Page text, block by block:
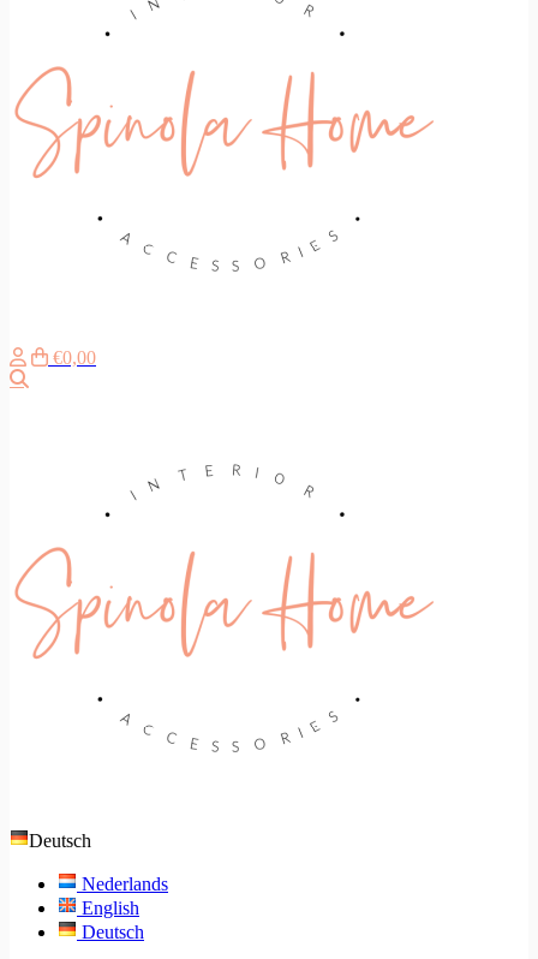
€0,00
Deutsch
Nederlands
English
Deutsch